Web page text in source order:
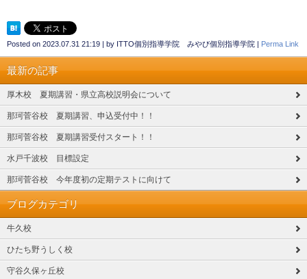
Posted on 2023.07.31 21:19 | by ITTO個別指導学院 みやび個別指導学院 | Perma Link
最新の記事
厚木校 夏期講習・県立高校説明会について
那珂菅谷校 夏期講習、申込受付中！！
那珂菅谷校 夏期講習受付スタート！！
水戸千波校 目標設定
那珂菅谷校 今年度初の定期テストに向けて
ブログカテゴリ
牛久校
ひたち野うしく校
守谷久保ヶ丘校